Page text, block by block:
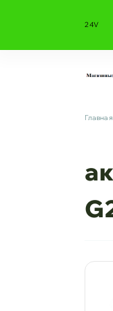
24V
Главная